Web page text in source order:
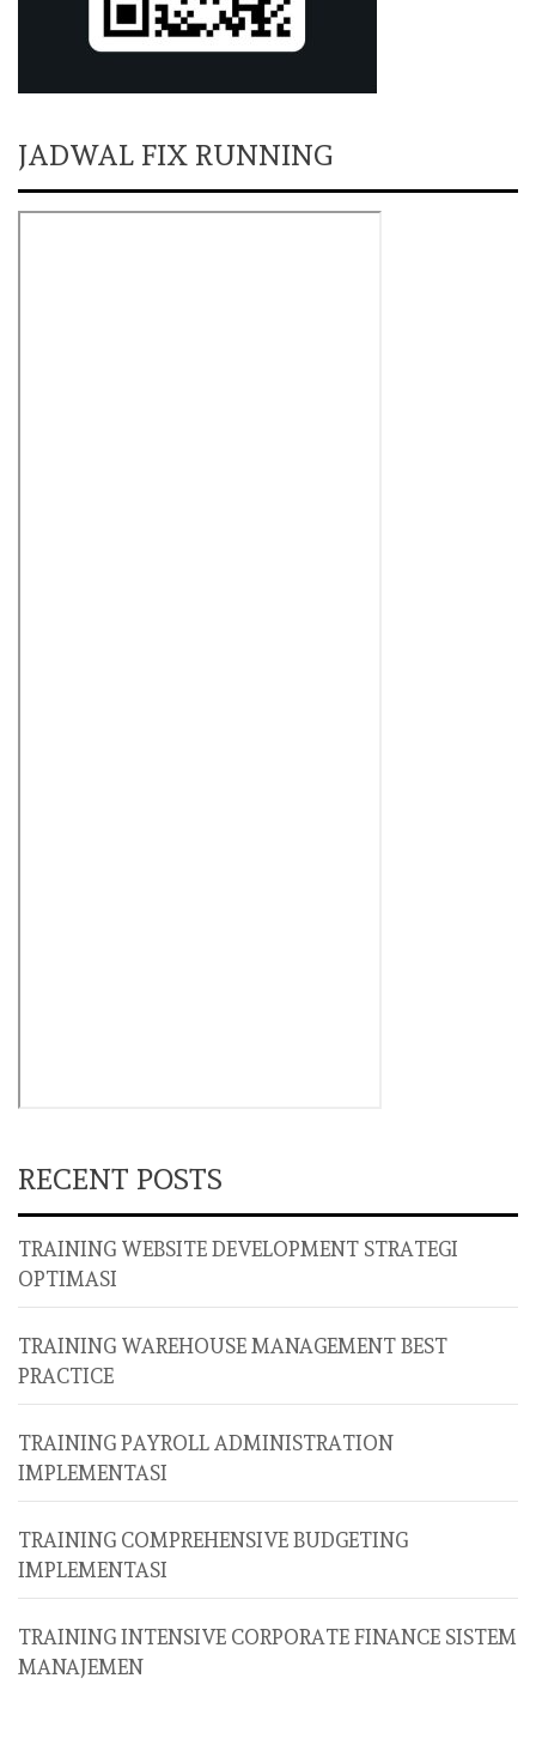
JADWAL FIX RUNNING
RECENT POSTS
TRAINING WEBSITE DEVELOPMENT STRATEGI
OPTIMASI
TRAINING WAREHOUSE MANAGEMENT BEST
PRACTICE
TRAINING PAYROLL ADMINISTRATION
IMPLEMENTASI
TRAINING COMPREHENSIVE BUDGETING
IMPLEMENTASI
TRAINING INTENSIVE CORPORATE FINANCE SISTEM
MANAJEMEN